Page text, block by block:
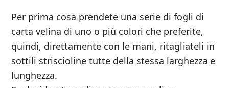
Per prima cosa prendete una serie di fogli di
carta velina di uno o più colori che preferite,
quindi, direttamente con le mani, ritagliateli in
sottili striscioline tutte della stessa larghezza e
lunghezza.